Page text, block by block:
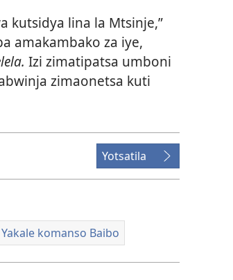
kutsidya lina la Mtsinje,”
amakambako za iye,
Izi zimatipatsa umboni
zimaonetsa kuti
Yotsatila
komanso Baibo